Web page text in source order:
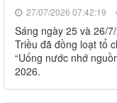
27/07/2026 07:42:19
Sáng ngày 25 và 26/
Triều đã đồng loạt tổ
“Uống nước nhớ
2026.